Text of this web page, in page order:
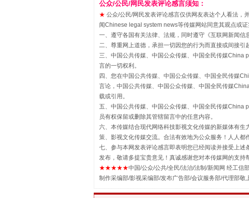
揭批美国五大"原罪"
公众/公民/网民发表评论感言须知：
★ 公众/公民/网民发表评论感言仅供网友表达个人看法
闻Chinese legal system news等传媒网站同意其观点或
一、遵守各国有关法律、法规，同时遵守《互联网新闻信
二、尊重网上道德，承担一切因您的行为而直接或间接引
三、中国公共传媒、中国公众传媒、中国全民传媒
言的一切权利。
四、您在中国公共传媒、中国公众传媒、中国全民传媒
言论，中国公共传媒、中国公众传媒、中国全民传媒
载或引用。
五、中国公共传媒、中国公众传媒、中国全民传媒
员有权保留或删除其管辖留言中的任意内容。
六、本传媒结合现代网络科技影视文化传媒的新媒体有
策、影视文化传媒交流。合法有效地为公众服务！人人都
七、参与本网发表评论感言即表明您已经阅读并接受上
发布，敬请多提宝贵意见！真诚感谢您对本传媒网的支
★★★★★中国/公众/公共/全民/法治/法制/新闻网 经工信
制作采编部/影视采编部/发布广告部/会议服务部/代理部敬